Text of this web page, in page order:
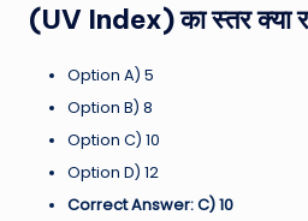
(UV Index) का स्तर क्या
Option A) 5
Option B) 8
Option C) 10
Option D) 12
Correct Answer: C) 10